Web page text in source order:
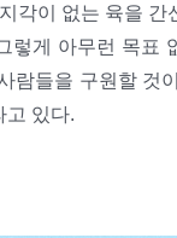
각이 없는 육을
게 아무런 목표
들을 구원할 것
고 있다.